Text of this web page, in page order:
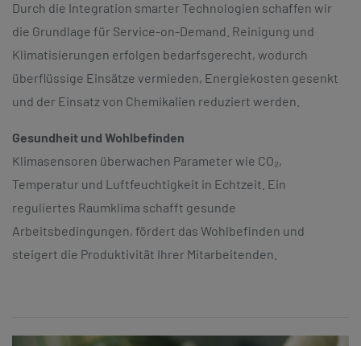
Durch die Integration smarter Technologien schaffen wir
die Grundlage für Service-on-Demand. Reinigung und
Klimatisierungen erfolgen bedarfsgerecht, wodurch
überflüssige Einsätze vermieden, Energiekosten gesenkt
und der Einsatz von Chemikalien reduziert werden.
Gesundheit und Wohlbefinden
Klimasensoren überwachen Parameter wie CO₂,
Temperatur und Luftfeuchtigkeit in Echtzeit. Ein
reguliertes Raumklima schafft gesunde
Arbeitsbedingungen, fördert das Wohlbefinden und
steigert die Produktivität Ihrer Mitarbeitenden.